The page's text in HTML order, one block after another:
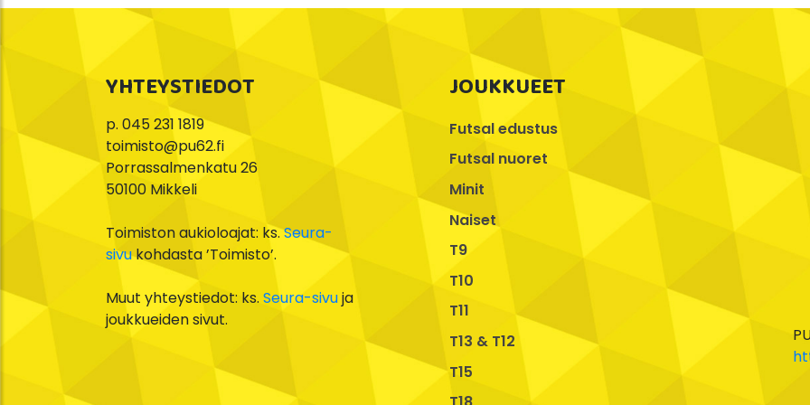
selaus
YHTEYSTIEDOT
p. 045 231 1819
toimisto@pu62.fi
Porrassalmenkatu 26
50100 Mikkeli
Toimiston aukioloajat: ks.Seura-
sivukohdasta ’Toimisto’.
Muut yhteystiedot: ks. Seura-sivuja
joukkueiden sivut.
JOUKKUEET
Futsal edustus
Futsal nuoret
Minit
Naiset
T9
T10
T11
T13 & T12
T15